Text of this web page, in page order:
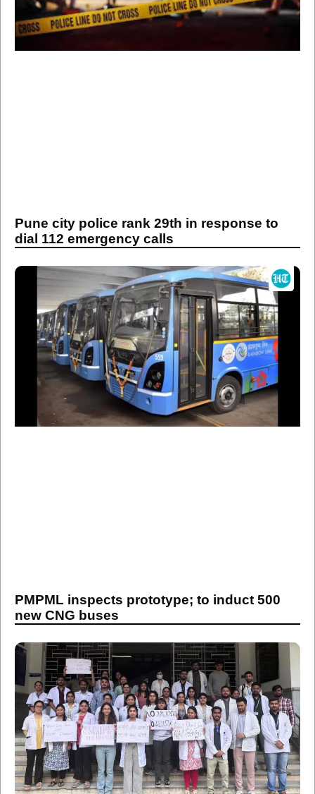
Pune city police rank 29th in response to
dial 112 emergency calls
PMPML inspects prototype; to induct 500
new CNG buses